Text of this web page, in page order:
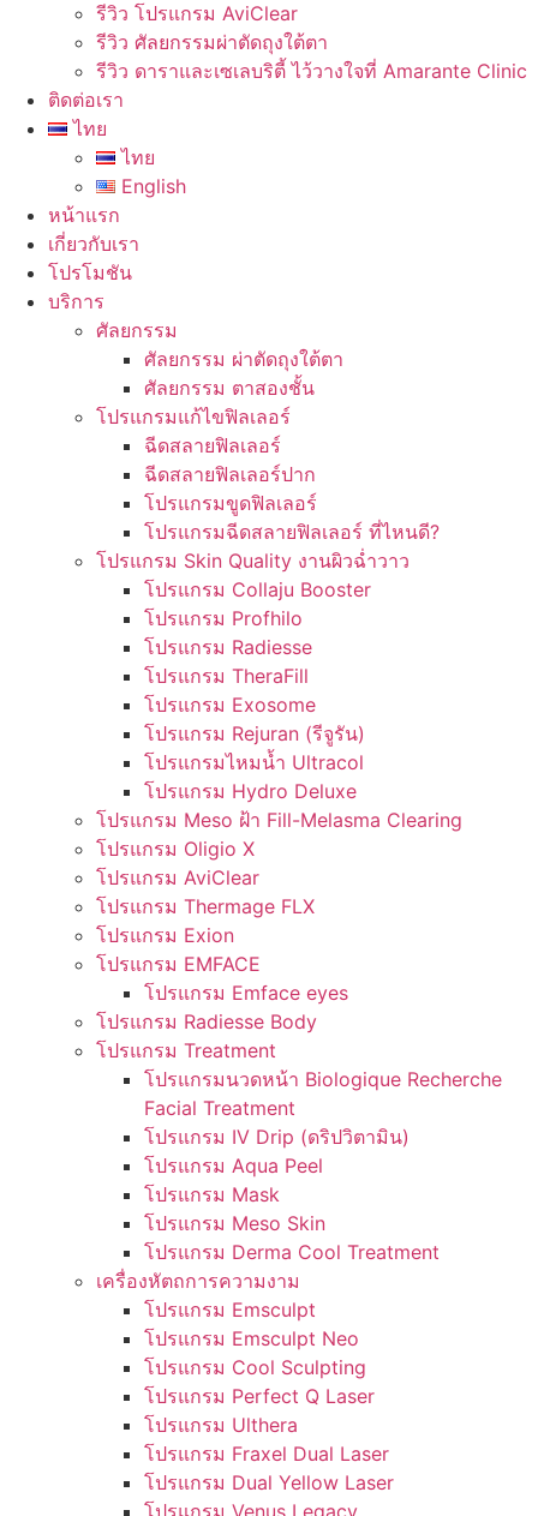
รีวิว โปรแกรม AviClear
รีวิว ศัลยกรรมผ่าตัดถุงใต้ตา
รีวิว ดาราและเซเลบริตี้ ไว้วางใจที่ Amarante Clinic
ติดต่อเรา
ไทย
ไทย
English
หน้าแรก
เกี่ยวกับเรา
โปรโมชัน
บริการ
ศัลยกรรม
ศัลยกรรม ผ่าตัดถุงใต้ตา
ศัลยกรรม ตาสองชั้น
โปรแกรมแก้ไขฟิลเลอร์
ฉีดสลายฟิลเลอร์
ฉีดสลายฟิลเลอร์ปาก
โปรแกรมขูดฟิลเลอร์
โปรแกรมฉีดสลายฟิลเลอร์ ที่ไหนดี?
โปรแกรม Skin Quality งานผิวฉ่ำวาว
โปรแกรม Collaju Booster
โปรแกรม Profhilo
โปรแกรม Radiesse
โปรแกรม TheraFill
โปรแกรม Exosome
โปรแกรม Rejuran (รีจูรัน)
โปรแกรมไหมน้ำ Ultracol
โปรแกรม Hydro Deluxe
โปรแกรม Meso ฝ้า Fill-Melasma Clearing
โปรแกรม Oligio X
โปรแกรม AviClear
โปรแกรม Thermage FLX
โปรแกรม Exion
โปรแกรม EMFACE
โปรแกรม Emface eyes
โปรแกรม Radiesse Body
โปรแกรม Treatment
โปรแกรมนวดหน้า Biologique Recherche
Facial Treatment
โปรแกรม IV Drip (ดริปวิตามิน)
โปรแกรม Aqua Peel
โปรแกรม Mask
โปรแกรม Meso Skin
โปรแกรม Derma Cool Treatment
เครื่องหัตถการความงาม
โปรแกรม Emsculpt
โปรแกรม Emsculpt Neo
โปรแกรม Cool Sculpting
โปรแกรม Perfect Q Laser
โปรแกรม Ulthera
โปรแกรม Fraxel Dual Laser
โปรแกรม Dual Yellow Laser
โปรแกรม Venus Legacy